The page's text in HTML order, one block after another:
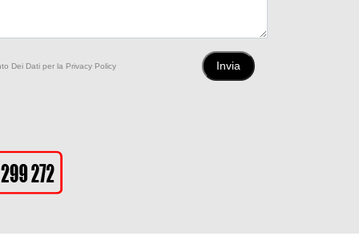
Dei Dati per la Privacy Policy